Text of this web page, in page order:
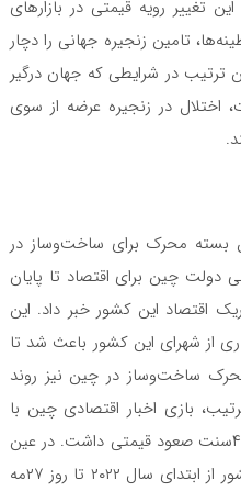
رویه قیمتی در بازارهای
تامین زنجیره جهانی را دچار
ترتیب در شرایطی که جهان درگیر
در زنجیره عرضه از سوی
۱تریلیون یوآن خبر داد. این بسته محرک برای ساخت‌‌‌وساز در
چین برای اقتصاد تا پایان
اقتصاد این کشور خبر داد. این
از شهرای این کشور باعث شد تا
ساخت‌‌‌وساز در چین نیز روند
بازی اخبار اقتصادی چین با
بازارهای کالایی ادامه‌‌‌دار شد. بهای سنگ‌‌‌آهن معیار پلتس روز جمعه ۲۷مه به ۱۳۴دلار و ۴۵سنت صعود قیمتی داشت. در عین
حال، داده‌‌‌های اقتصادی چین از فروش ۲۷۰میلیارد دلار اوراق دولتی توسط دولت این کشور از ابتدای سال ۲۰۲۲ تا روز ۲۷مه